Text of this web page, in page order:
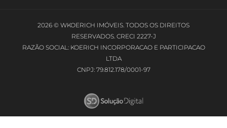
2026 © WKOERICH IMÓVEIS. TODOS OS DIREITOS
RESERVADOS. CRECI 2227-J
RAZÃO SOCIAL: KOERICH INCORPORACAO E PARTICIPACAO
LTDA
CNPJ: 79.812.178/0001-97